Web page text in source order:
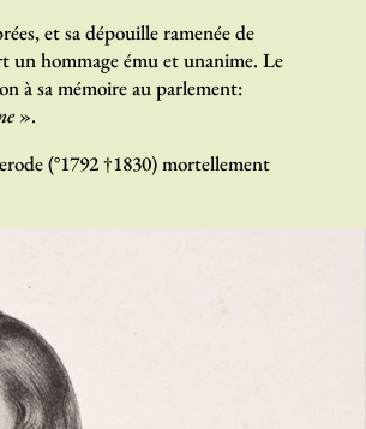
et sa dépouille ramenée de
un hommage ému et unanime. Le
à sa mémoire au parlement:
».
(°1792 †1830) mortellement